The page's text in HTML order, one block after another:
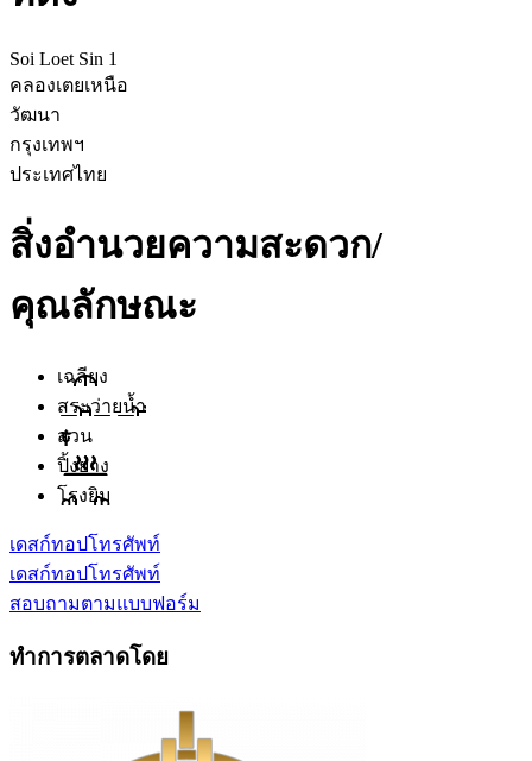
Soi Loet Sin 1
คลองเตยเหนือ
วัฒนา
กรุงเทพฯ
ประเทศไทย
สิ่งอำนวยความสะดวก/
คุณลักษณะ
เฉลียง
สระว่ายน้ำ
สวน
ปิ้งย่าง
โรงยิม
เดสก์ทอปโทรศัพท์
เดสก์ทอปโทรศัพท์
สอบถามตามแบบฟอร์ม
ทำการตลาดโดย